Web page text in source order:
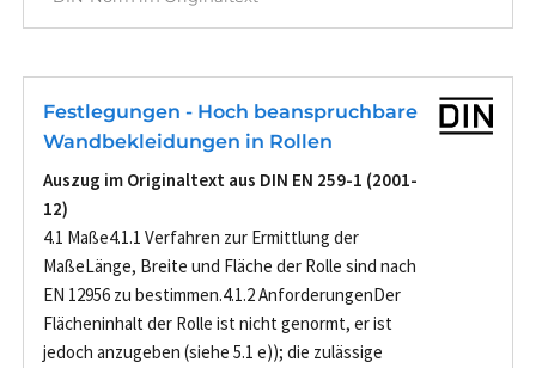
Festlegungen - Hoch beanspruchbare
Wandbekleidungen in Rollen
Auszug im Originaltext aus DIN EN 259-1 (2001-
12)
4.1 Maße4.1.1 Verfahren zur Ermittlung der
MaßeLänge, Breite und Fläche der Rolle sind nach
EN 12956 zu bestimmen.4.1.2 AnforderungenDer
Flächeninhalt der Rolle ist nicht genormt, er ist
jedoch anzugeben (siehe 5.1 e)); die zulässige